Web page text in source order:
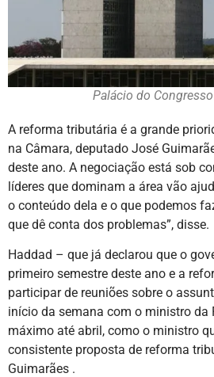
Palácio do
A reforma tributária é a grande
na Câmara, deputado José
deste ano. A negociação está sob
líderes que dominam a área vão
o conteúdo dela e o que podemos
que dê conta dos problemas”, disse.
Haddad – que já declarou que o
primeiro semestre deste ano e a
participar de reuniões sobre o
início da semana com o ministro da
máximo até abril, como o ministro
consistente proposta de reforma
Guimarães .